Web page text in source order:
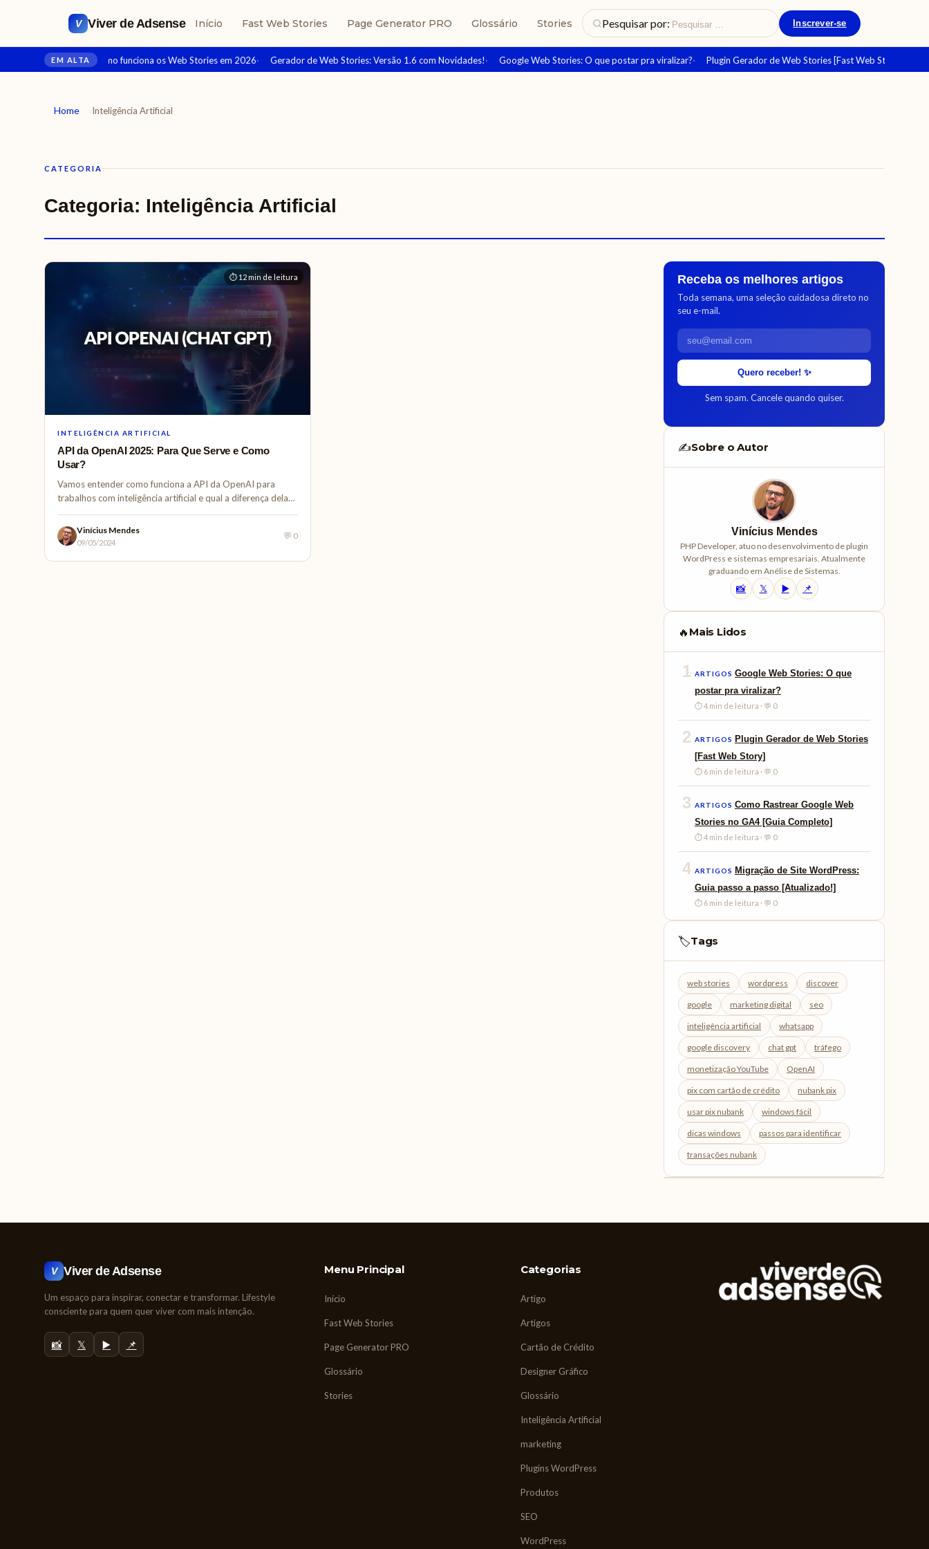
V Viver de Adsense Início Fast Web Stories Page Generator PRO Glossário Stories Pesquisar por: Inscrever-se
EM ALTA
O que é e como funciona os Web Stories em 2026 Gerador de Web Stories: Versão 1.6 com Novidades! Google Web Stories: O que postar pra viralizar? Plugin Gerador de Web Stories [Fast Web Story]
Home ›Inteligência Artificial
CATEGORIA
Categoria: Inteligência Artificial
⏱ 12 min de leitura
INTELIGÊNCIA ARTIFICIAL
API da OpenAI 2025: Para Que Serve e Como
Usar?
Vamos entender como funciona a API da OpenAI para
trabalhos com inteligência artificial e qual a diferença dela
Vinícius Mendes
09/05/2024
💬 0
Receba os melhores artigos
Toda semana, uma seleção cuidadosa direto no
seu e-mail.
Quero receber! ✨
Sem spam. Cancele quando quiser.
✍️Sobre o Autor
Vinícius Mendes
PHP Developer, atuo no desenvolvimento de plugin
WordPress e sistemas empresariais. Atualmente
graduando em Anélise de Sistemas.
📸 𝕏 ▶️ 📌
🔥 Mais Lidos
1 ARTIGOS Google Web Stories: O que
postar pra viralizar?
⏱ 4 min de leitura · 💬 0
2 ARTIGOS Plugin Gerador de Web Stories
[Fast Web Story]
⏱ 6 min de leitura · 💬 0
3 ARTIGOS Como Rastrear Google Web
Stories no GA4 [Guia Completo]
⏱ 4 min de leitura · 💬 0
4 ARTIGOS Migração de Site WordPress:
Guia passo a passo [Atualizado!]
⏱ 6 min de leitura · 💬 0
🏷️Tags
web stories wordpress discover
google marketing digital seo
inteligência artificial whatsapp
google discovery chat gpt tráfego
monetização YouTube OpenAI
pix com cartão de crédito nubank pix
usar pix nubank windows fácil
dicas windows passos para identificar
transações nubank
V Viver de Adsense
Um espaço para inspirar, conectar e transformar. Lifestyle
consciente para quem quer viver com mais intenção.
📸 𝕏 ▶️ 📌
Menu Principal
Início
Fast Web Stories
Page Generator PRO
Glossário
Stories
Categorias
Artigo
Artigos
Cartão de Crédito
Designer Gráfico
Glossário
Inteligência Artificial
marketing
Plugins WordPress
Produtos
SEO
WordPress